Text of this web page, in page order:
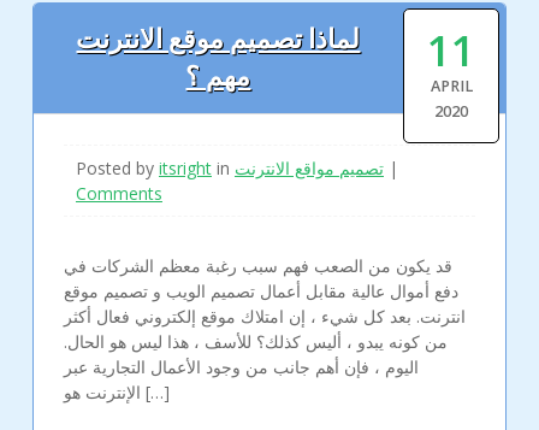
11
APRIL
2020
لماذا تصميم موقع الانترنت
مهم ؟
Posted by itsrightin تصميم مواقع الانترنت|
Comments
قد يكون من الصعب فهم سبب رغبة معظم الشركات في
دفع أموال عالية مقابل أعمال تصميم الويب و تصميم موقع
انترنت. بعد كل شيء ، إن امتلاك موقع إلكتروني فعال أكثر
من كونه يبدو ، أليس كذلك؟ للأسف ، هذا ليس هو الحال.
اليوم ، فإن أهم جانب من وجود الأعمال التجارية عبر
الإنترنت هو […]